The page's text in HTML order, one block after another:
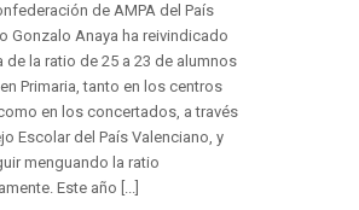
de AMPA del País
Gonzalo Anaya ha reivindicado
de la ratio de 25 a 23 de alumnos
Primaria, tanto en los centros
en los concertados, a través
Escolar del País Valenciano, y
menguando la ratio
Este año [...]